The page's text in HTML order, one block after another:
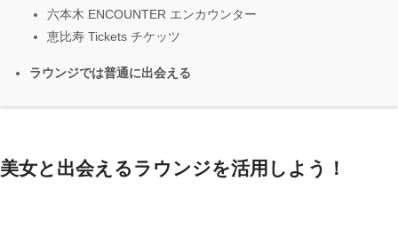
六本木 ENCOUNTER エンカウンター
恵比寿 Tickets チケッツ
ラウンジでは普通に出会える
美女と出会えるラウンジを活用しよう！